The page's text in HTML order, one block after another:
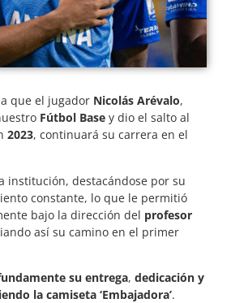
que el jugador Nicolás Arévalo,
Fútbol Base y dio el salto al
2023, continuará su carrera en el
institución, destacándose por su
constante, lo que le permitió
bajo la dirección del profesor
así su camino en el primer
su entrega, dedicación y
la camiseta ‘Embajadora’.